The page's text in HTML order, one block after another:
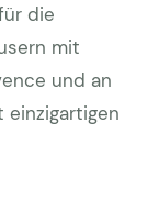
die
mit
und an
einzigartigen